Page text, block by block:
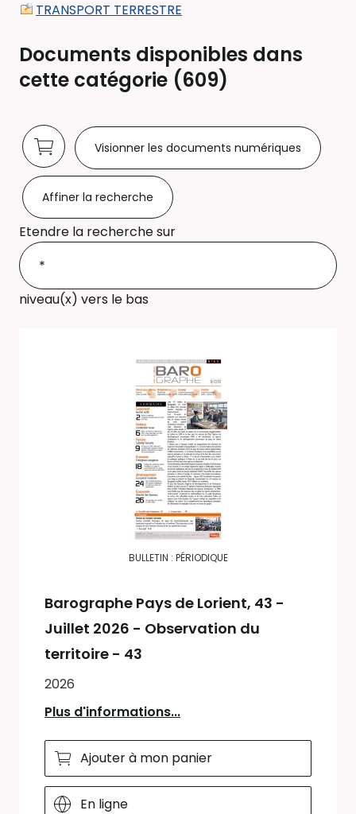
TRANSPORT TERRESTRE
Documents disponibles dans
cette catégorie (609)
Visionner les documents numériques
Affiner la recherche
Etendre la recherche sur
niveau(x) vers le bas
BULLETIN : PÉRIODIQUE
Barographe Pays de Lorient, 43 -
Juillet 2026 - Observation du
territoire - 43
2026
Plus d'informations...
Ajouter à mon panier
En ligne